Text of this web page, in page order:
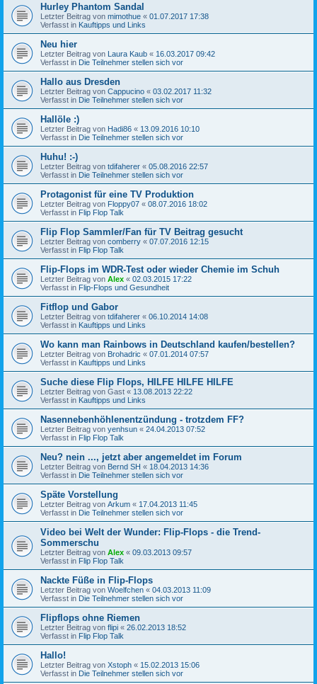
Hurley Phantom Sandal
Letzter Beitrag von mimothue « 01.07.2017 17:38
Verfasst in Kauftipps und Links
Neu hier
Letzter Beitrag von Laura Kaub « 16.03.2017 09:42
Verfasst in Die Teilnehmer stellen sich vor
Hallo aus Dresden
Letzter Beitrag von Cappucino « 03.02.2017 11:32
Verfasst in Die Teilnehmer stellen sich vor
Hallöle :)
Letzter Beitrag von Hadi86 « 13.09.2016 10:10
Verfasst in Die Teilnehmer stellen sich vor
Huhu! :-)
Letzter Beitrag von tdifaherer « 05.08.2016 22:57
Verfasst in Die Teilnehmer stellen sich vor
Protagonist für eine TV Produktion
Letzter Beitrag von Floppy07 « 08.07.2016 18:02
Verfasst in Flip Flop Talk
Flip Flop Sammler/Fan für TV Beitrag gesucht
Letzter Beitrag von comberry « 07.07.2016 12:15
Verfasst in Flip Flop Talk
Flip-Flops im WDR-Test oder wieder Chemie im Schuh
Letzter Beitrag von Alex « 02.03.2015 17:22
Verfasst in Flip-Flops und Gesundheit
Fitflop und Gabor
Letzter Beitrag von tdifaherer « 06.10.2014 14:08
Verfasst in Kauftipps und Links
Wo kann man Rainbows in Deutschland kaufen/bestellen?
Letzter Beitrag von Brohadric « 07.01.2014 07:57
Verfasst in Kauftipps und Links
Suche diese Flip Flops, HILFE HILFE HILFE
Letzter Beitrag von Gast « 13.08.2013 22:22
Verfasst in Kauftipps und Links
Nasennebenhöhlenentzündung - trotzdem FF?
Letzter Beitrag von yenhsun « 24.04.2013 07:52
Verfasst in Flip Flop Talk
Neu? nein ..., jetzt aber angemeldet im Forum
Letzter Beitrag von Bernd SH « 18.04.2013 14:36
Verfasst in Die Teilnehmer stellen sich vor
Späte Vorstellung
Letzter Beitrag von Arkum « 17.04.2013 11:45
Verfasst in Die Teilnehmer stellen sich vor
Video bei Welt der Wunder: Flip-Flops - die Trend-
Sommerschu
Letzter Beitrag von Alex « 09.03.2013 09:57
Verfasst in Flip Flop Talk
Nackte Füße in Flip-Flops
Letzter Beitrag von Woelfchen « 04.03.2013 11:09
Verfasst in Die Teilnehmer stellen sich vor
Flipflops ohne Riemen
Letzter Beitrag von flipi « 26.02.2013 18:52
Verfasst in Flip Flop Talk
Hallo!
Letzter Beitrag von Xstoph « 15.02.2013 15:06
Verfasst in Die Teilnehmer stellen sich vor